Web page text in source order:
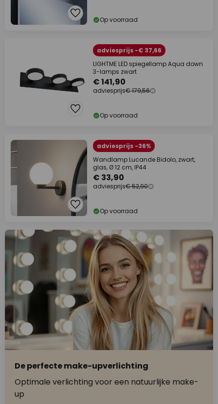
Op voorraad
adviesprijs -€ 37,66
LIGHTME LED spiegellamp Aqua down
3-lamps zwart
€ 141,90
adviesprijs€ 179,56
Op voorraad
adviesprijs -36%
Wandlamp Lucande Bidolo, zwart,
glas, Ø 12 cm, IP44
€ 33,90
adviesprijs€ 52,90
Op voorraad
De perfecte make-upverlichting
Optimale verlichting voor een natuurlijke make-
up